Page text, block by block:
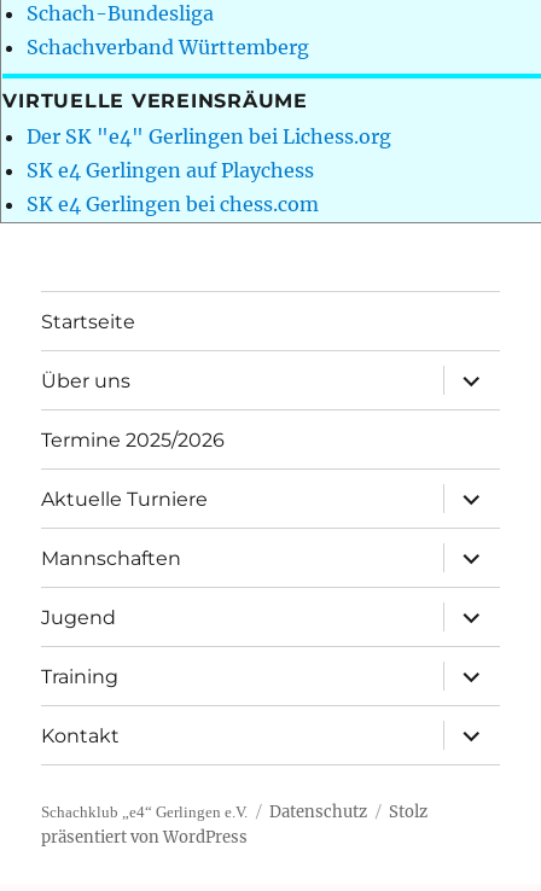
Schach-Bundesliga
Schachverband Württemberg
VIRTUELLE VEREINSRÄUME
Der SK "e4" Gerlingen bei Lichess.org
SK e4 Gerlingen auf Playchess
SK e4 Gerlingen bei chess.com
Startseite
Über uns
öffnen
Termine 2025/2026
Aktuelle Turniere
öffnen
Mannschaften
öffnen
Jugend
öffnen
Training
öffnen
Kontakt
öffnen
Schachklub „e4“ Gerlingen e.V. Datenschutz
Stolz
präsentiert von WordPress